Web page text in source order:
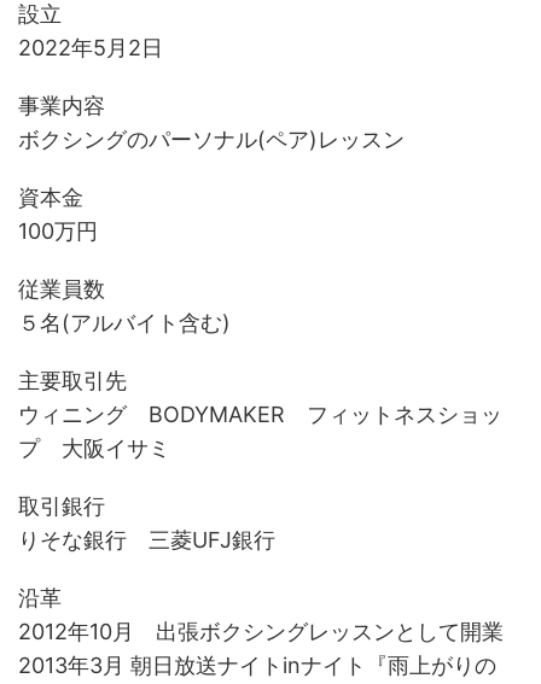
設立
2022年5月2日
事業内容
ボクシングのパーソナル(ペア)レッスン
資本金
100万円
従業員数
５名(アルバイト含む)
主要取引先
ウィニング BODYMAKER フィットネスショッ
プ 大阪イサミ
取引銀行
りそな銀行 三菱UFJ銀行
沿革
2012年10月 出張ボクシングレッスンとして開業
2013年3月 朝日放送ナイトinナイト『雨上がりの